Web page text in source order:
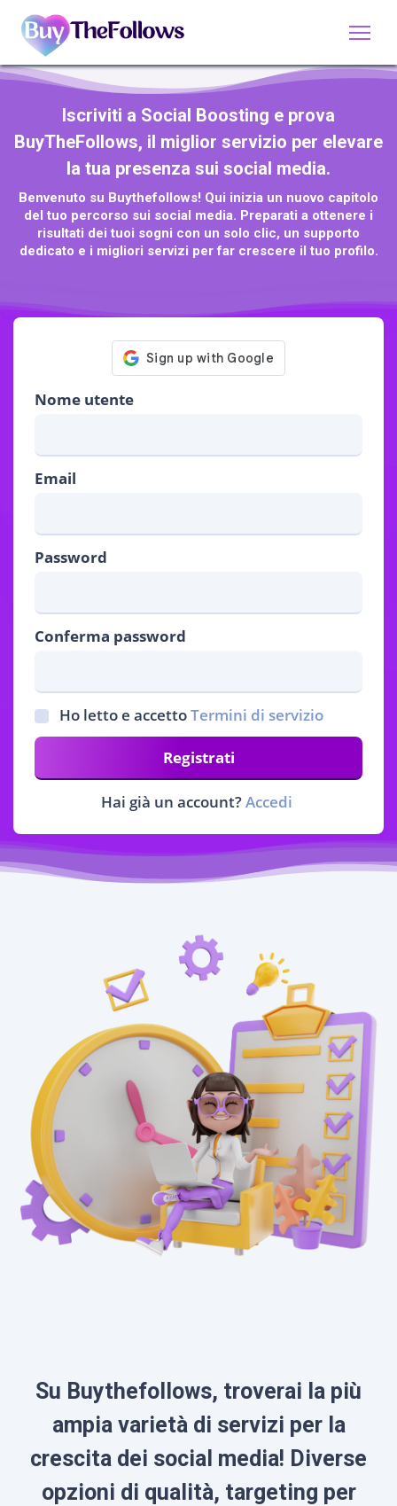
Iscriviti a Social Boosting e prova
BuyTheFollows, il miglior servizio per elevare
la tua presenza sui social media.
Benvenuto su Buythefollows! Qui inizia un nuovo capitolo
del tuo percorso sui social media. Preparati a ottenere i
risultati dei tuoi sogni con un solo clic, un supporto
dedicato e i migliori servizi per far crescere il tuo profilo.
Nome utente
Email
Password
Conferma password
Ho letto e accettoTermini di servizio
Registrati
Hai già un account?Accedi
Su Buythefollows, troverai la più
ampia varietà di servizi per la
crescita dei social media! Diverse
opzioni di qualità, targeting per